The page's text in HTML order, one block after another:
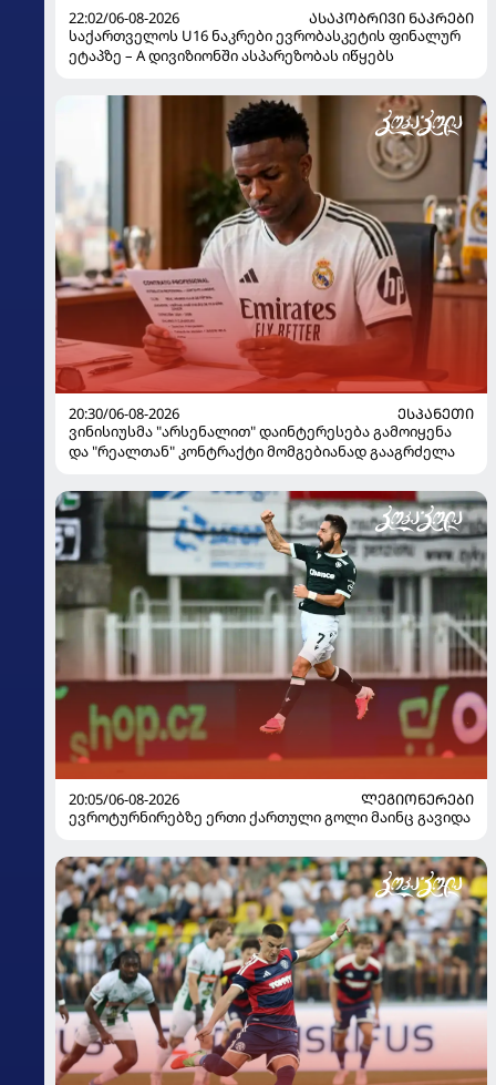
22:02/06-08-2026
ᲐᲡᲐᲙᲝᲑᲠᲘᲕᲘ ᲜᲐᲙᲠᲔᲑᲘ
საქართველოს U16 ნაკრები ევრობასკეტის ფინალურ
ეტაპზე – A დივიზიონში ასპარეზობას იწყებს
20:30/06-08-2026
ᲔᲡᲞᲐᲜᲔᲗᲘ
ვინისიუსმა "არსენალით" დაინტერესება გამოიყენა
და "რეალთან" კონტრაქტი მომგებიანად გააგრძელა
20:05/06-08-2026
ᲚᲔᲒᲘᲝᲜᲔᲠᲔᲑᲘ
ევროტურნირებზე ერთი ქართული გოლი მაინც გავიდა